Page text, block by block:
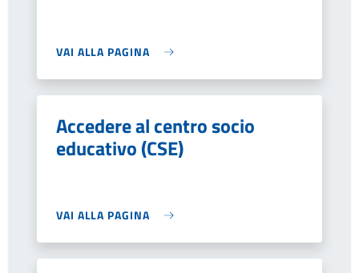
VAI ALLA PAGINA
Accedere al centro socio
educativo (CSE)
VAI ALLA PAGINA